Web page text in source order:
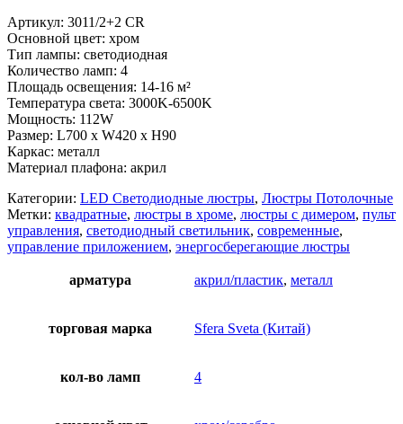
Артикул: 3011/2+2 CR
Основной цвет: хром
Тип лампы: светодиодная
Количество ламп: 4
Площадь освещения: 14-16 м²
Температура света: 3000K-6500K
Мощность: 112W
Размер: L700 x W420 x H90
Каркас: металл
Материал плафона: акрил
Категории: LED Светодиодные люстры, Люстры Потолочные
Метки: квадратные, люстры в хроме, люстры с димером, пульт
управления, светодиодный светильник, современные,
управление приложением, энергосберегающие люстры
арматура акрил/пластик, металл
торговая марка Sfera Sveta (Китай)
кол-во ламп 4